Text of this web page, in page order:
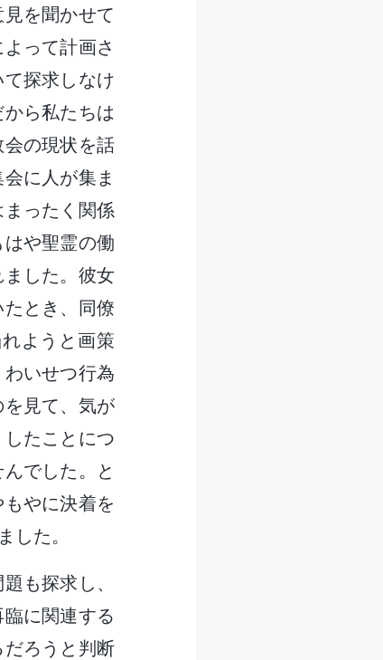
を聞かせて
って計画さ
探求しなけ
ら私たちは
の現状を話
に人が集ま
ったく関係
や聖霊の働
した。彼女
とき、同僚
ようと画策
いせつ行為
見て、気が
たことにつ
でした。と
やに決着を
した。
も探求し、
に関連する
ろうと判断